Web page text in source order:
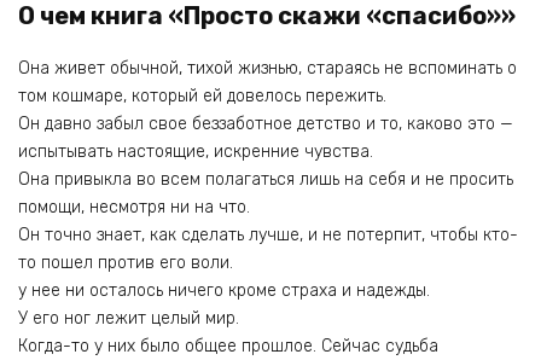
О чем книга «Просто скажи «спасибо»»
Она живет обычной, тихой жизнью, стараясь не вспоминать о
том кошмаре, который ей довелось пережить.
Он давно забыл свое беззаботное детство и то, каково это —
испытывать настоящие, искренние чувства.
Она привыкла во всем полагаться лишь на себя и не просить
помощи, несмотря ни на что.
Он точно знает, как сделать лучше, и не потерпит, чтобы кто-
то пошел против его воли.
у нее ни осталось ничего кроме страха и надежды.
У его ног лежит целый мир.
Когда-то у них было общее прошлое. Сейчас судьба